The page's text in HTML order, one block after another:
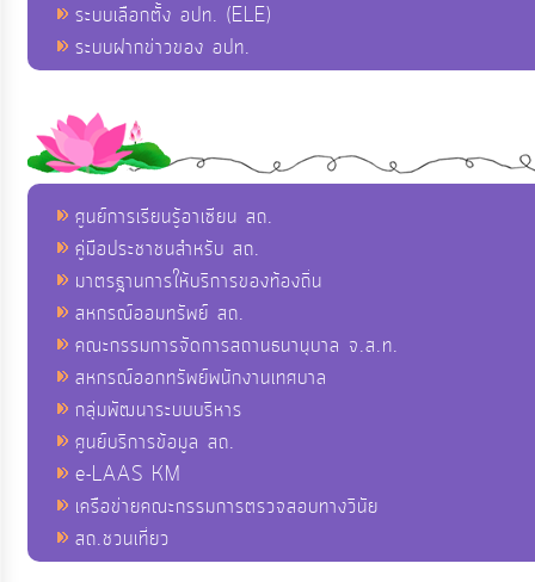
ระบบเลือกตั้ง อปท. (ELE)
ระบบฝากข่าวของ อปท.
ศูนย์การเรียนรู้อาเซียน สถ.
คู่มือประชาชนสำหรับ สถ.
มาตรฐานการให้บริการของท้องถิ่น
สหกรณ์ออมทรัพย์ สถ.
คณะกรรมการจัดการสถานธนานุบาล จ.ส.ท.
สหกรณ์ออกทรัพย์พนักงานเทศบาล
กลุ่มพัฒนาระบบบริหาร
ศูนย์บริการข้อมูล สถ.
e-LAAS KM
เครือข่ายคณะกรรมการตรวจสอบทางวินัย
สถ.ชวนเที่ยว